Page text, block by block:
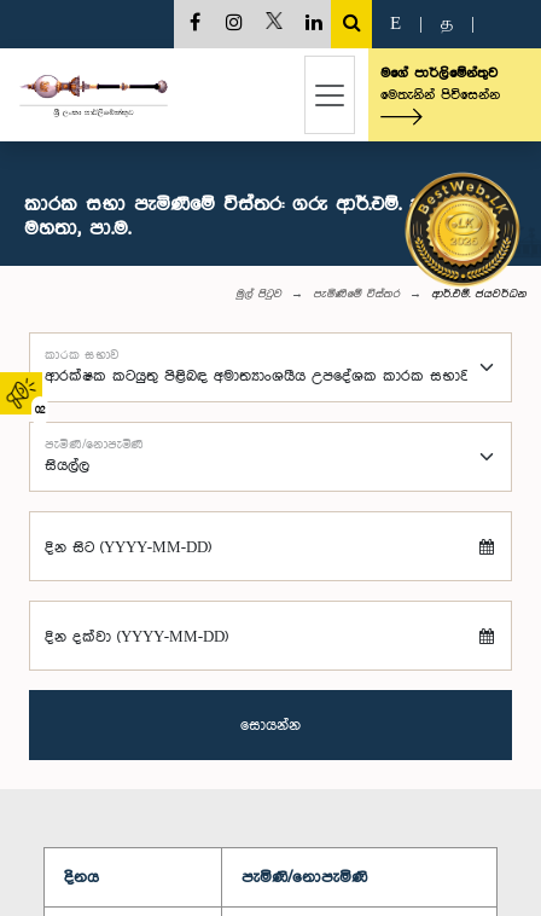
02
E த
මගේ පාර්ලිමේන්තුව
මෙතැනින් පිවිසෙන්න
කාරක සභා පැමිණීමේ විස්තර: ගරු ආර්.එම්. ජයවර්ධන
මහතා, පා.ම.
මුල් පිටුව පැමිණීමේ විස්තර ආර්.එම්. ජයවර්ධන
කාරක සභාව
පැමිණි/නොපැමිණි
දින සිට (YYYY-MM-DD)
දින දක්වා (YYYY-MM-DD)
සොයන්න
දිනය පැමිණි/නොපැමිණි